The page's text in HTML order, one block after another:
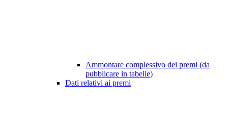
Ammontare complessivo dei premi (da
pubblicare in tabelle)
Dati relativi ai premi